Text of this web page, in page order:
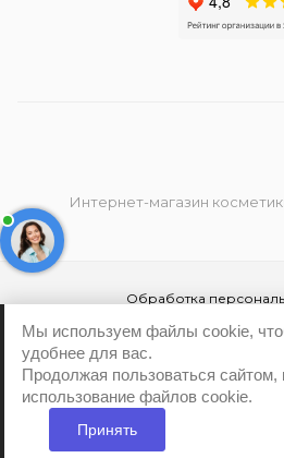
Интернет-магазин
Обработка
Политика
Мы используем файлы cookie,
удобнее для вас.
Продолжая пользоваться
использование файлов cookie.
Принять